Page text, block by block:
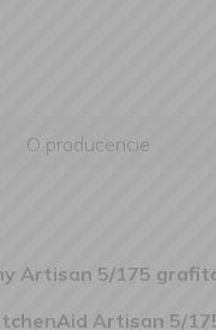
O producencie
Artisan 5/175
Artisan 5/